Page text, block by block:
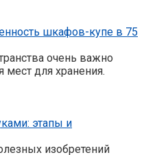
шкафов-купе в 75
очень важно
для хранения.
этапы и
изобретений